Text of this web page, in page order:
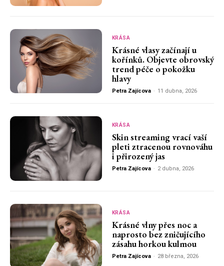
KRÁSA
Krásné vlasy začínají u
kořínků. Objevte obrovský
trend péče o pokožku
hlavy
Petra Zajícova - 11 dubna, 2026
KRÁSA
Skin streaming vrací vaší
pleti ztracenou rovnováhu
i přirozený jas
Petra Zajícova - 2 dubna, 2026
KRÁSA
Krásné vlny přes noc a
naprosto bez zničujícího
zásahu horkou kulmou
Petra Zajícova - 28 března, 2026